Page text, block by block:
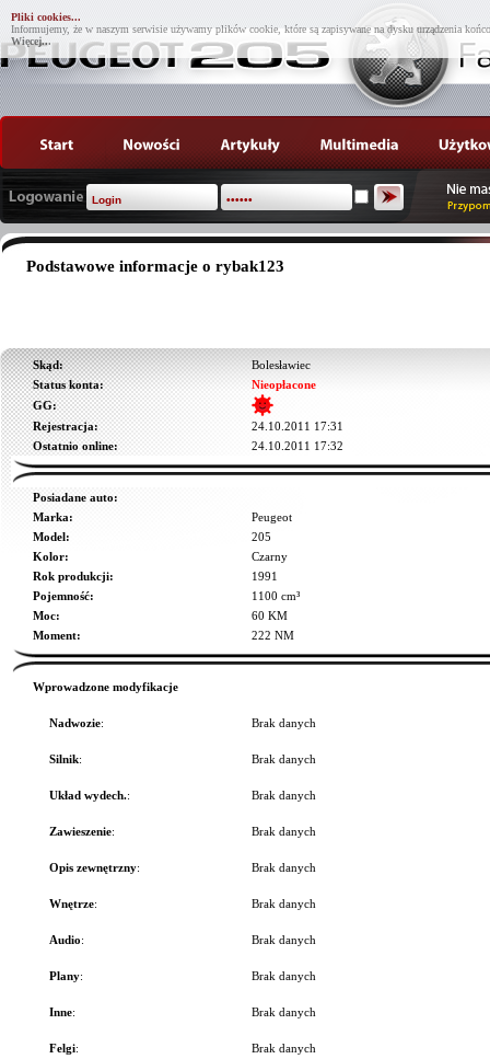
Pliki cookies...
Informujemy, że w naszym serwisie używamy plików cookie, które są zapisywane na dysku urządzenia
Więcej...
Podstawowe informacje o rybak123
Skąd:
Bolesławiec
Status konta:
Nieopłacone
GG:
Rejestracja:
24.10.2011 17:31
Ostatnio online:
24.10.2011 17:32
Posiadane auto:
Marka:
Peugeot
Model:
205
Kolor:
Czarny
Rok produkcji:
1991
Pojemność:
1100 cm³
Moc:
60 KM
Moment:
222 NM
Wprowadzone modyfikacje
Nadwozie: Brak danych
Silnik: Brak danych
Układ wydech.: Brak danych
Zawieszenie: Brak danych
Opis zewnętrzny: Brak danych
Wnętrze: Brak danych
Audio: Brak danych
Plany: Brak danych
Inne: Brak danych
Felgi: Brak danych